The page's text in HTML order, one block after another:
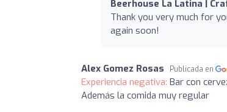
Beerhouse La Latina |
Thank you very much for
again soon!
Alex Gomez Rosas Publicada en
Experiencia negativa: Bar con
Además la comida muy regular